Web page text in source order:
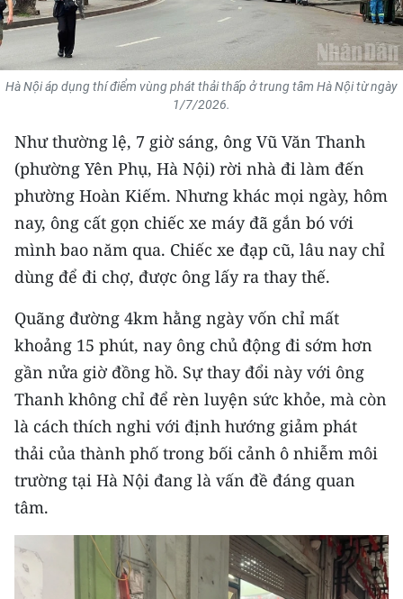
BẠN ĐỌC
KIỂM CHỨNG THÔNG TIN
54 DÂN TỘC VIỆT NAM
CHƯƠNG TRÌNH OCOP - MỖI XÃ
MỘT SẢN PHẨM
RADIO
MEDIA CENTER
E-Magazine
Video
Media Chính trị
Media Kinh tế
Media Xã hội
Hà Nội áp dụng thí điểm vùng phát thải thấp ở trung tâm Hà Nội từ ngày
1/7/2026.
Như thường lệ, 7 giờ sáng, ông Vũ Văn Thanh
(phường Yên Phụ, Hà Nội) rời nhà đi làm đến
phường Hoàn Kiếm. Nhưng khác mọi ngày, hôm
nay, ông cất gọn chiếc xe máy đã gắn bó với
mình bao năm qua. Chiếc xe đạp cũ, lâu nay chỉ
dùng để đi chợ, được ông lấy ra thay thế.
Quãng đường 4km hằng ngày vốn chỉ mất
khoảng 15 phút, nay ông chủ động đi sớm hơn
gần nửa giờ đồng hồ. Sự thay đổi này với ông
Thanh không chỉ để rèn luyện sức khỏe, mà còn
là cách thích nghi với định hướng giảm phát
thải của thành phố trong bối cảnh ô nhiễm môi
trường tại Hà Nội đang là vấn đề đáng quan
tâm.